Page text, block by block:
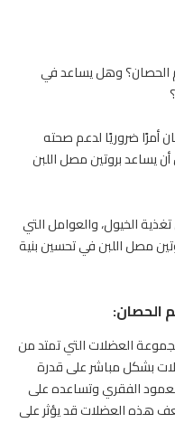
الحصان؟ وهل يساعد في
أمرًا ضروريًا لدعم صحته
يساعد بروتين مصل اللبن
الخيول، والعوامل التي
مصل اللبن في تحسين بنية
العضلات التي تمتد من
بشكل مباشر على قدرة
الفقري وتساعده على
هذه العضلات قد يؤثر على